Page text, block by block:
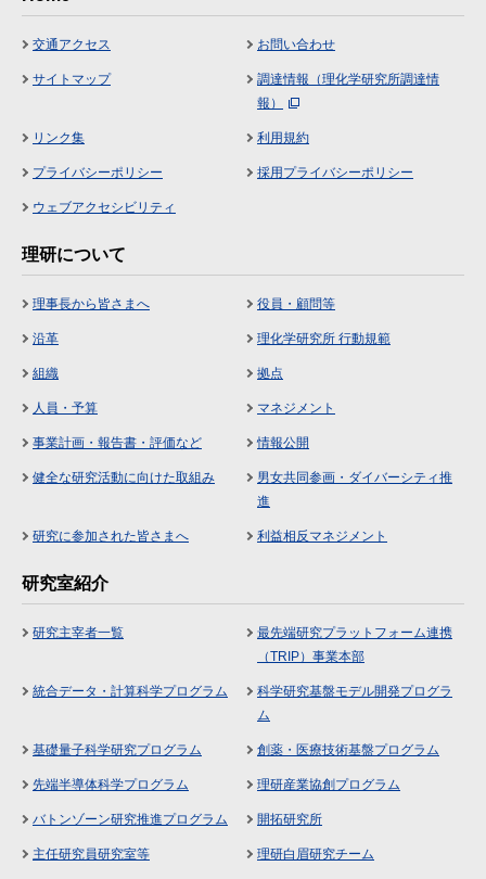
交通アクセス お問い合わせ
サイトマップ
調達情報（理化学研究所調達情
報）
リンク集 利用規約
プライバシーポリシー 採用プライバシーポリシー
ウェブアクセシビリティ
理研について
理事長から皆さまへ 役員・顧問等
沿革 理化学研究所 行動規範
組織 拠点
人員・予算 マネジメント
事業計画・報告書・評価など 情報公開
健全な研究活動に向けた取組み
男女共同参画・ダイバーシティ推
進
研究に参加された皆さまへ 利益相反マネジメント
研究室紹介
研究主宰者一覧
最先端研究プラットフォーム連携
（TRIP）事業本部
統合データ・計算科学プログラム
科学研究基盤モデル開発プログラ
ム
基礎量子科学研究プログラム 創薬・医療技術基盤プログラム
先端半導体科学プログラム 理研産業協創プログラム
バトンゾーン研究推進プログラム 開拓研究所
主任研究員研究室等 理研白眉研究チーム